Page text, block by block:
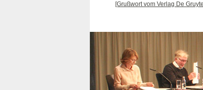
[Grußwort vom Verlag De